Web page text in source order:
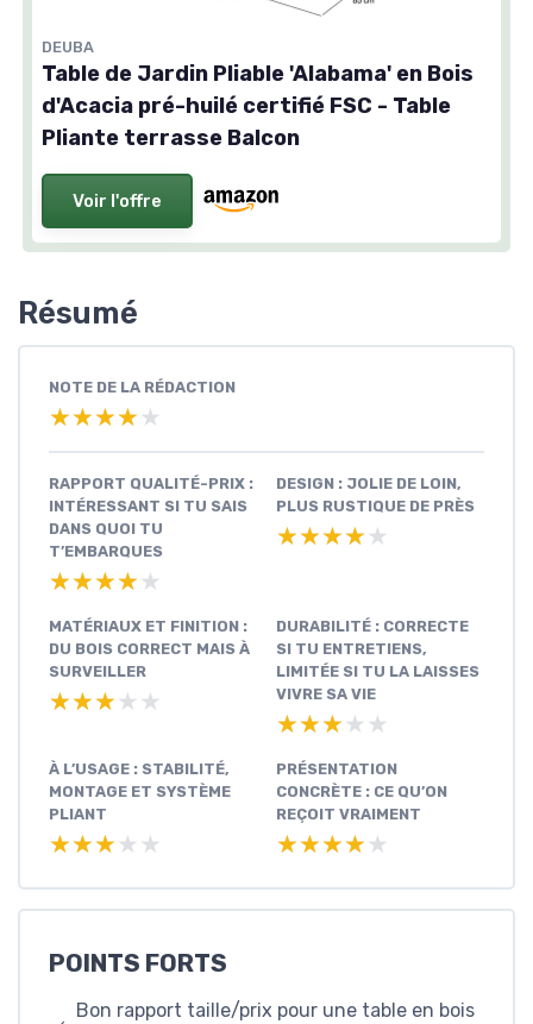
DEUBA
Table de Jardin Pliable 'Alabama' en Bois
d'Acacia pré-huilé certifié FSC - Table
Pliante terrasse Balcon
Voir l'offre
Résumé
NOTE DE LA RÉDACTION
★★★★★
★★★★★
RAPPORT QUALITÉ-PRIX :
INTÉRESSANT SI TU SAIS
DANS QUOI TU
T’EMBARQUES
★★★★★
★★★★★
DESIGN : JOLIE DE LOIN,
PLUS RUSTIQUE DE PRÈS
★★★★★
★★★★★
MATÉRIAUX ET FINITION :
DU BOIS CORRECT MAIS À
SURVEILLER
★★★★★
★★★★★
DURABILITÉ : CORRECTE
SI TU ENTRETIENS,
LIMITÉE SI TU LA LAISSES
VIVRE SA VIE
★★★★★
★★★★★
À L’USAGE : STABILITÉ,
MONTAGE ET SYSTÈME
PLIANT
★★★★★
★★★★★
PRÉSENTATION
CONCRÈTE : CE QU’ON
REÇOIT VRAIMENT
★★★★★
★★★★★
POINTS FORTS
Bon rapport taille/prix pour une table en bois